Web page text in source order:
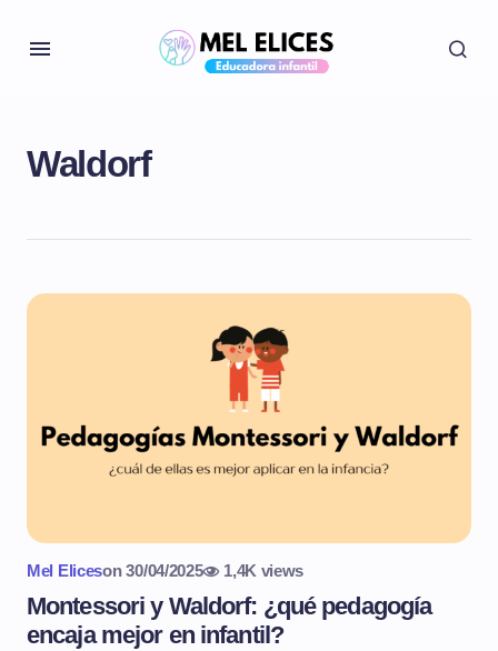
Waldorf
Mel Eliceson 30/04/2025 1,4K views
Montessori y Waldorf: ¿qué pedagogía
encaja mejor en infantil?